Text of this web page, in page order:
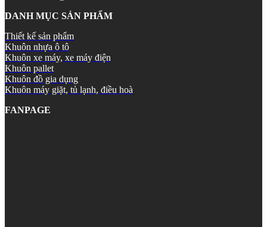
DANH MỤC SẢN PHẨM
Thiết kế sản phẩm
Khuôn nhựa ô tô
Khuôn xe máy, xe máy điện
Khuôn pallet
Khuôn đồ gia dụng
Khuôn máy giặt, tủ lạnh, điều hoà
FANPAGE